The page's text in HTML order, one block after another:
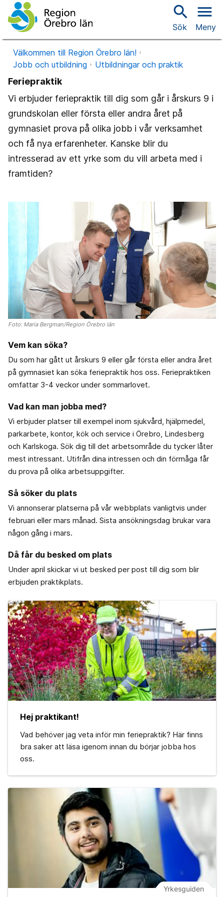
search
Sök
menu
Meny
Välkommen till Region Örebro län!
Jobb och utbildning
Utbildningar och praktik
Feriepraktik
Vi erbjuder feriepraktik till dig som går i årskurs 9 i
grundskolan eller första eller andra året på
gymnasiet prova på olika jobb i vår verksamhet
och få nya erfarenheter. Kanske blir du
intresserad av ett yrke som du vill arbeta med i
framtiden?
Foto: Maria Bergman/Region Örebro län
Vem kan söka?
Du som har gått ut årskurs 9 eller går första eller andra året
på gymnasiet kan söka feriepraktik hos oss. Feriepraktiken
omfattar 3-4 veckor under sommarlovet.
Vad kan man jobba med?
Vi erbjuder platser till exempel inom sjukvård, hjälpmedel,
parkarbete, kontor, kök och service i Örebro, Lindesberg
och Karlskoga. Sök dig till det arbetsområde du tycker låter
mest intressant. Utifrån dina intressen och din förmåga får
du prova på olika arbetsuppgifter.
Så söker du plats
Vi annonserar platserna på vår webbplats vanligtvis under
februari eller mars månad. Sista ansökningsdag brukar vara
någon gång i mars.
Då får du besked om plats
Under april skickar vi ut besked per post till dig som blir
erbjuden praktikplats.
Hej praktikant!
Vad behöver jag veta inför min feriepraktik? Här finns
bra saker att läsa igenom innan du börjar jobba hos
oss.
Yrkesguiden